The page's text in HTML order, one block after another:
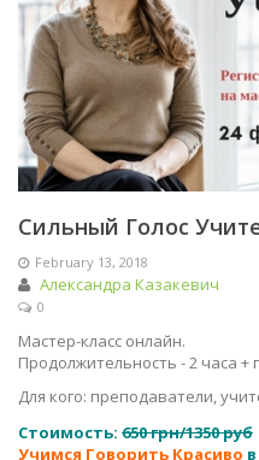
Сильный Голос
February 13, 2018
Александра Казакевич
0
Мастер-класс онлайн.
Продолжительность - 2 часа +
Для кого: преподаватели,
Стоимость: 650 грн/1350 руб
Учимся Говорить Красиво